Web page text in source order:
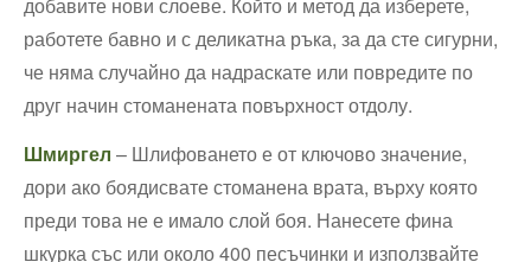
работете бавно и с деликатна ръка, за да сте сигурни,
че няма случайно да надраскате или повредите по
друг начин стоманената повърхност отдолу.
Шмиргел – Шлифоването е от ключово значение,
дори ако боядисвате стоманена врата, върху която
преди това не е имало слой боя. Нанесете фина
шкурка със или около 400 песъчинки и използвайте